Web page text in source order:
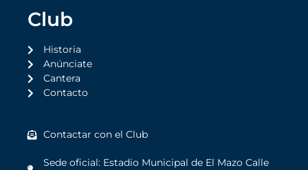
Club
Historia
Anúnciate
Cantera
Contacto
Contactar con el Club
Sede oficial: Estadio Municipal de El Mazo Calle